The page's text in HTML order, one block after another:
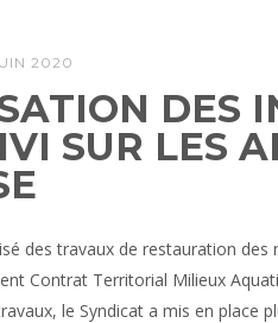
2020
DES
SUR LES
des travaux de restauration
Contrat Territorial Milieux
le Syndicat a mis en place